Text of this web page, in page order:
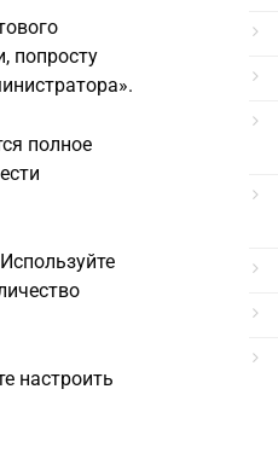
попросту
полное
настроить